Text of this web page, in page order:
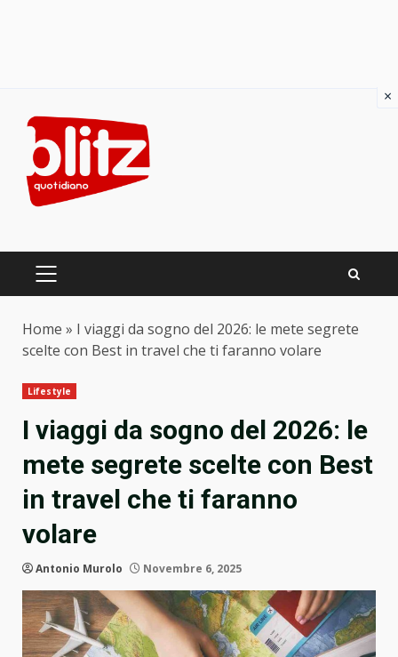
content
PRIMARY
Home » I viaggi da sogno del 2026: le mete segrete
scelte con Best in travel che ti faranno volare
Lifestyle
I viaggi da sogno del 2026: le
mete segrete scelte con Best
in travel che ti faranno
volare
Antonio Murolo Novembre 6, 2025
×